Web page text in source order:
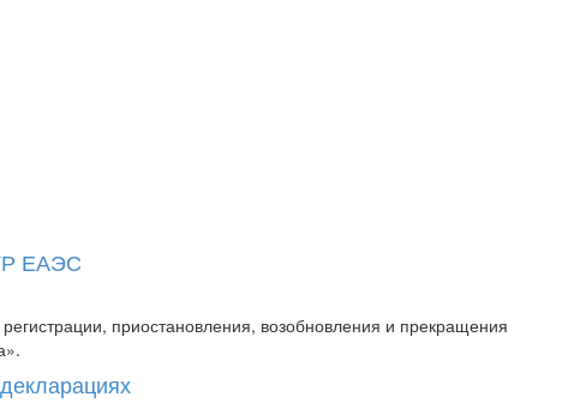
ЕАЭС
приостановления, возобновления и прекращения